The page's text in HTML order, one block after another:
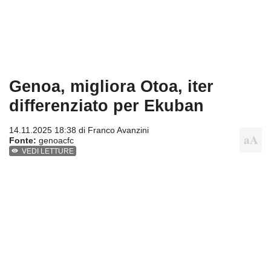
Genoa, migliora Otoa, iter
differenziato per Ekuban
14.11.2025 18:38 di Franco Avanzini
Fonte: genoacfc
VEDI LETTURE